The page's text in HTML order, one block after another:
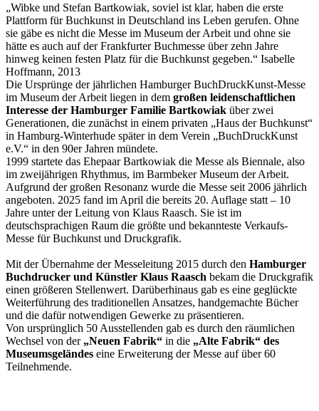
„Wibke und Stefan Bartkowiak, soviel ist klar, haben die erste
Plattform für Buchkunst in Deutschland ins Leben gerufen. Ohne
sie gäbe es nicht die Messe im Museum der Arbeit und ohne sie
hätte es auch auf der Frankfurter Buchmesse über zehn Jahre
hinweg keinen festen Platz für die Buchkunst gegeben.“ Isabelle
Hoffmann, 2013
Die Ursprünge der jährlichen Hamburger BuchDruckKunst-Messe
im Museum der Arbeit liegen in dem großen leidenschaftlichen
Interesse der Hamburger Familie Bartkowiak über zwei
Generationen, die zunächst in einem privaten „Haus der Buchkunst“
in Hamburg-Winterhude später in dem Verein „BuchDruckKunst
e.V.“ in den 90er Jahren mündete.
1999 startete das Ehepaar Bartkowiak die Messe als Biennale, also
im zweijährigen Rhythmus, im Barmbeker Museum der Arbeit.
Aufgrund der großen Resonanz wurde die Messe seit 2006 jährlich
angeboten. 2025 fand im April die bereits 20. Auflage statt – 10
Jahre unter der Leitung von Klaus Raasch. Sie ist im
deutschsprachigen Raum die größte und bekannteste Verkaufs-
Messe für Buchkunst und Druckgrafik.
Mit der Übernahme der Messeleitung 2015 durch den Hamburger
Buchdrucker und Künstler Klaus Raasch bekam die Druckgrafik
einen größeren Stellenwert. Darüberhinaus gab es eine geglückte
Weiterführung des traditionellen Ansatzes, handgemachte Bücher
und die dafür notwendigen Gewerke zu präsentieren.
Von ursprünglich 50 Ausstellenden gab es durch den räumlichen
Wechsel von der „Neuen Fabrik“ in die „Alte Fabrik“ des
Museumsgeländes eine Erweiterung der Messe auf über 60
Teilnehmende.